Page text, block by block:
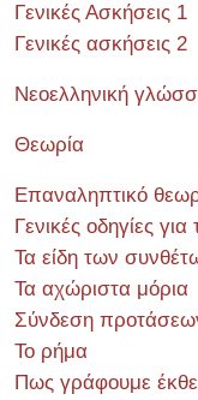
Γενικές Ασκήσεις 1
Γενικές ασκήσεις 2
Νεοελληνική
Θεωρία
Επαναληπτικό
Γενικές οδηγίες
Τα είδη των
Τα αχώριστα μόρια
Σύνδεση
Το ρήμα
Πως γράφουμε